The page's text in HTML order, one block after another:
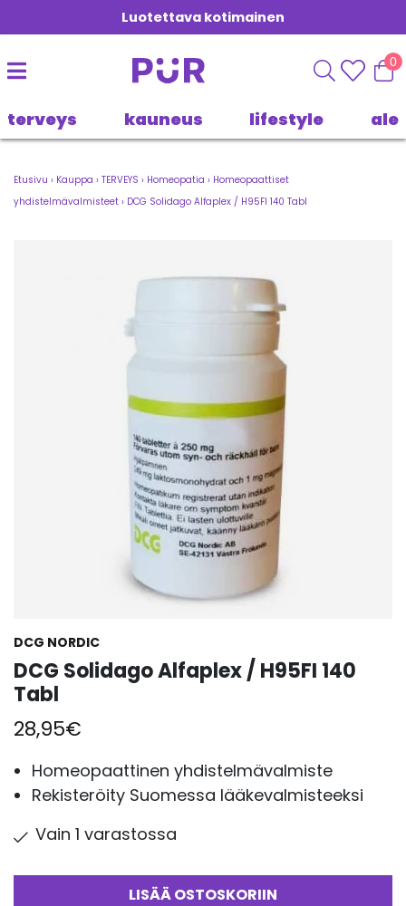
Luotettava kotimainen
0
terveys kauneus lifestyle ale
Etusivu › Kauppa › TERVEYS › Homeopatia › Homeopaattiset
yhdistelmävalmisteet › DCG Solidago Alfaplex / H95FI 140 Tabl
DCG NORDIC
DCG Solidago Alfaplex / H95FI 140
Tabl
28,95€
Homeopaattinen yhdistelmävalmiste
Rekisteröity Suomessa lääkevalmisteeksi
Vain 1 varastossa
LISÄÄ OSTOSKORIIN